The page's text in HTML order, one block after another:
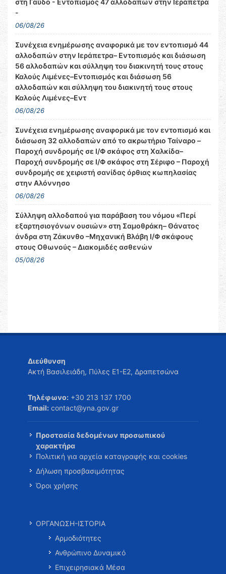
στη Γαύδο - Εντοπισμός 47 αλλοδαπών στην Ιεράπετρα
-
06/08/26
Συνέχεια ενημέρωσης αναφορικά με τον εντοπισμό 44
αλλοδαπών στην Ιεράπετρα– Εντοπισμός και διάσωση
56 αλλοδαπών και σύλληψη του διακινητή τους στους
Καλούς Λιμένες–Εντοπισμός και διάσωση 56
αλλοδαπών και σύλληψη του διακινητή τους στους
Καλούς Λιμένες–Εντ
06/08/26
Συνέχεια ενημέρωσης αναφορικά με τον εντοπισμό και
διάσωση 32 αλλοδαπών από το ακρωτήριο Ταίναρο –
Παροχή συνδρομής σε Ι/Φ σκάφος στη Χαλκίδα–
Παροχή συνδρομής σε Ι/Φ σκάφος στη Σέριφο – Παροχή
συνδρομής σε χειριστή σανίδας όρθιας κωπηλασίας
στην Αλόννησο
06/08/26
Σύλληψη αλλοδαπού για παράβαση του νόμου «Περί
εξαρτησιογόνων ουσιών» στη Σαμοθράκη– Θάνατος
άνδρα στη Ζάκυνθο –Μηχανική Βλάβη Ι/Φ σκάφους
στους Οθωνούς – Διακομιδές ασθενών
05/08/26
Διεύθυνση
Ακτή Βασιλειάδη, Πύλες Ε1-Ε2, Δραπετσώνα
Τηλέφωνο: +30 213 137 1700
Email: contact@yna.gov.gr
Προστασία δεδομένων προσωπικού
χαρακτήρα
Πολιτική για αρχεία καταγραφής και cookies
Δήλωση προσβασιμότητας
Όροι χρήσης
ΟΡΓΑΝΩΣΗ-ΙΣΤΟΡΙΑ
Αρμοδιότητες
Ανθρώπινο Δυναμικό
Επιχειρησιακά Μέσα